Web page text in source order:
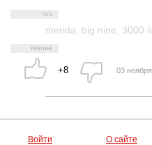
merida big nine 3000
+8 03
Войти О сайте